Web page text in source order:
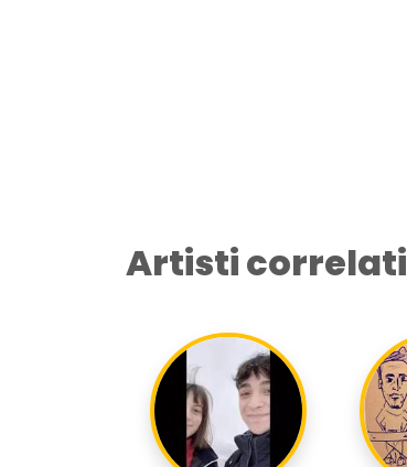
Artisti correlati